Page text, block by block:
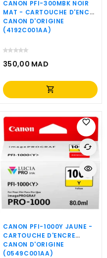
CANON PFI-300MBK NOIR
MAT - CARTOUCHE D'ENCRE
CANON D'ORIGINE
(4192C001AA)
350,00 MAD
Prix
shopping_cart
favorite_border
CANON PFI-1000Y JAUNE -
CARTOUCHE D'ENCRE
CANON D'ORIGINE
(0549C001AA)
cached
visibility